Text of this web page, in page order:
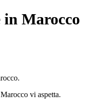
in Marocco
vi aspetta.